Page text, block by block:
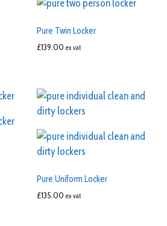
Pure Twin Locker
£139.00 ex vat
Pure Uniform Locker
£135.00 ex vat